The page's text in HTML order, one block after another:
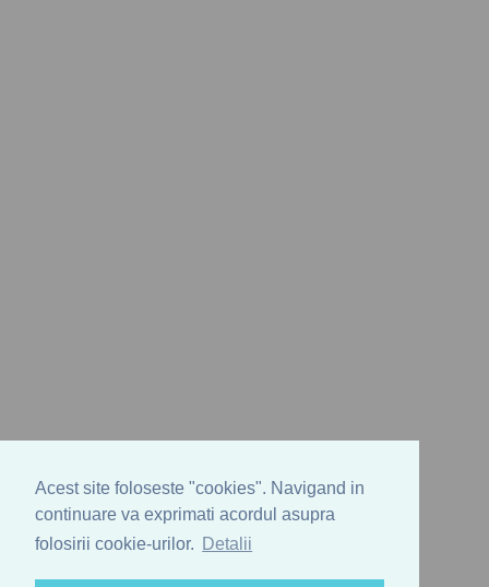
Acest site foloseste "cookies". Navigand in
continuare va exprimati acordul asupra
folosirii cookie-urilor.
Detalii